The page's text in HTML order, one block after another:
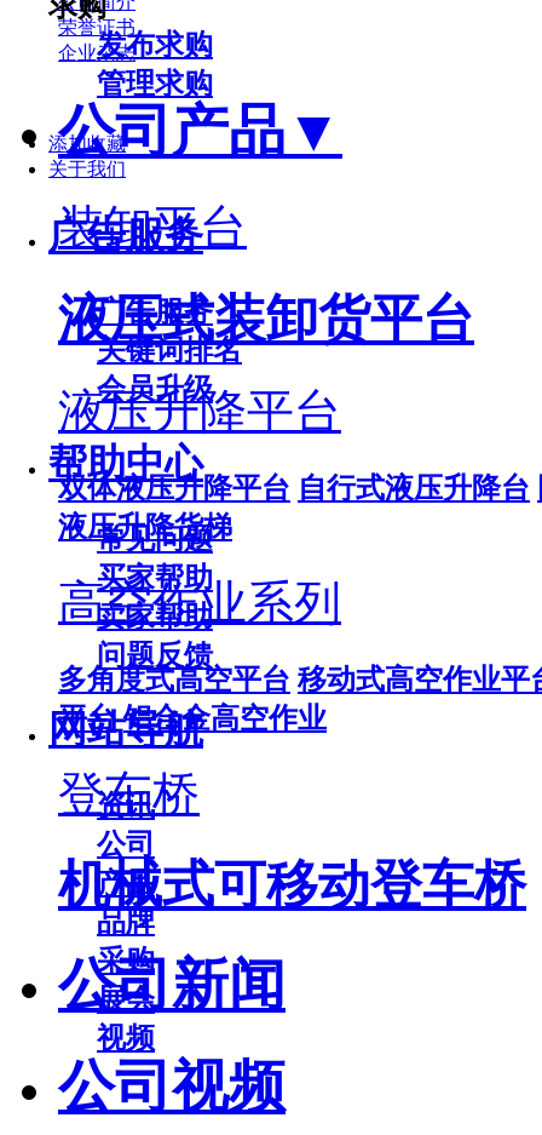
求购
发布求购
管理求购
添加收藏
关于我们
广告服务
广告服务
关键词排名
会员升级
帮助中心
常见问题
买家帮助
卖家帮助
问题反馈
网站导航
资讯
公司
产品
品牌
采购
展会
视频
荣誉证书
企业杂志
公司产品▼
装卸平台
液压式装卸货平台
液压升降平台
双体液压升降平台 自行式液压升降台
液压升降货梯
高空作业系列
多角度式高空平台 移动式高空作业平
平台 铝合金高空作业
登车桥
机械式可移动登车桥
公司新闻
公司视频